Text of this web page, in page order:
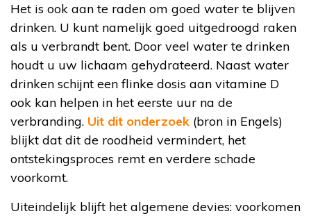
Het is ook aan te raden om goed water te blijven
drinken. U kunt namelijk goed uitgedroogd raken
als u verbrandt bent. Door veel water te drinken
houdt u uw lichaam gehydrateerd. Naast water
drinken schijnt een flinke dosis aan vitamine D
ook kan helpen in het eerste uur na de
verbranding. Uit dit onderzoek (bron in Engels)
blijkt dat dit de roodheid vermindert, het
ontstekingsproces remt en verdere schade
voorkomt.
Uiteindelijk blijft het algemene devies: voorkomen